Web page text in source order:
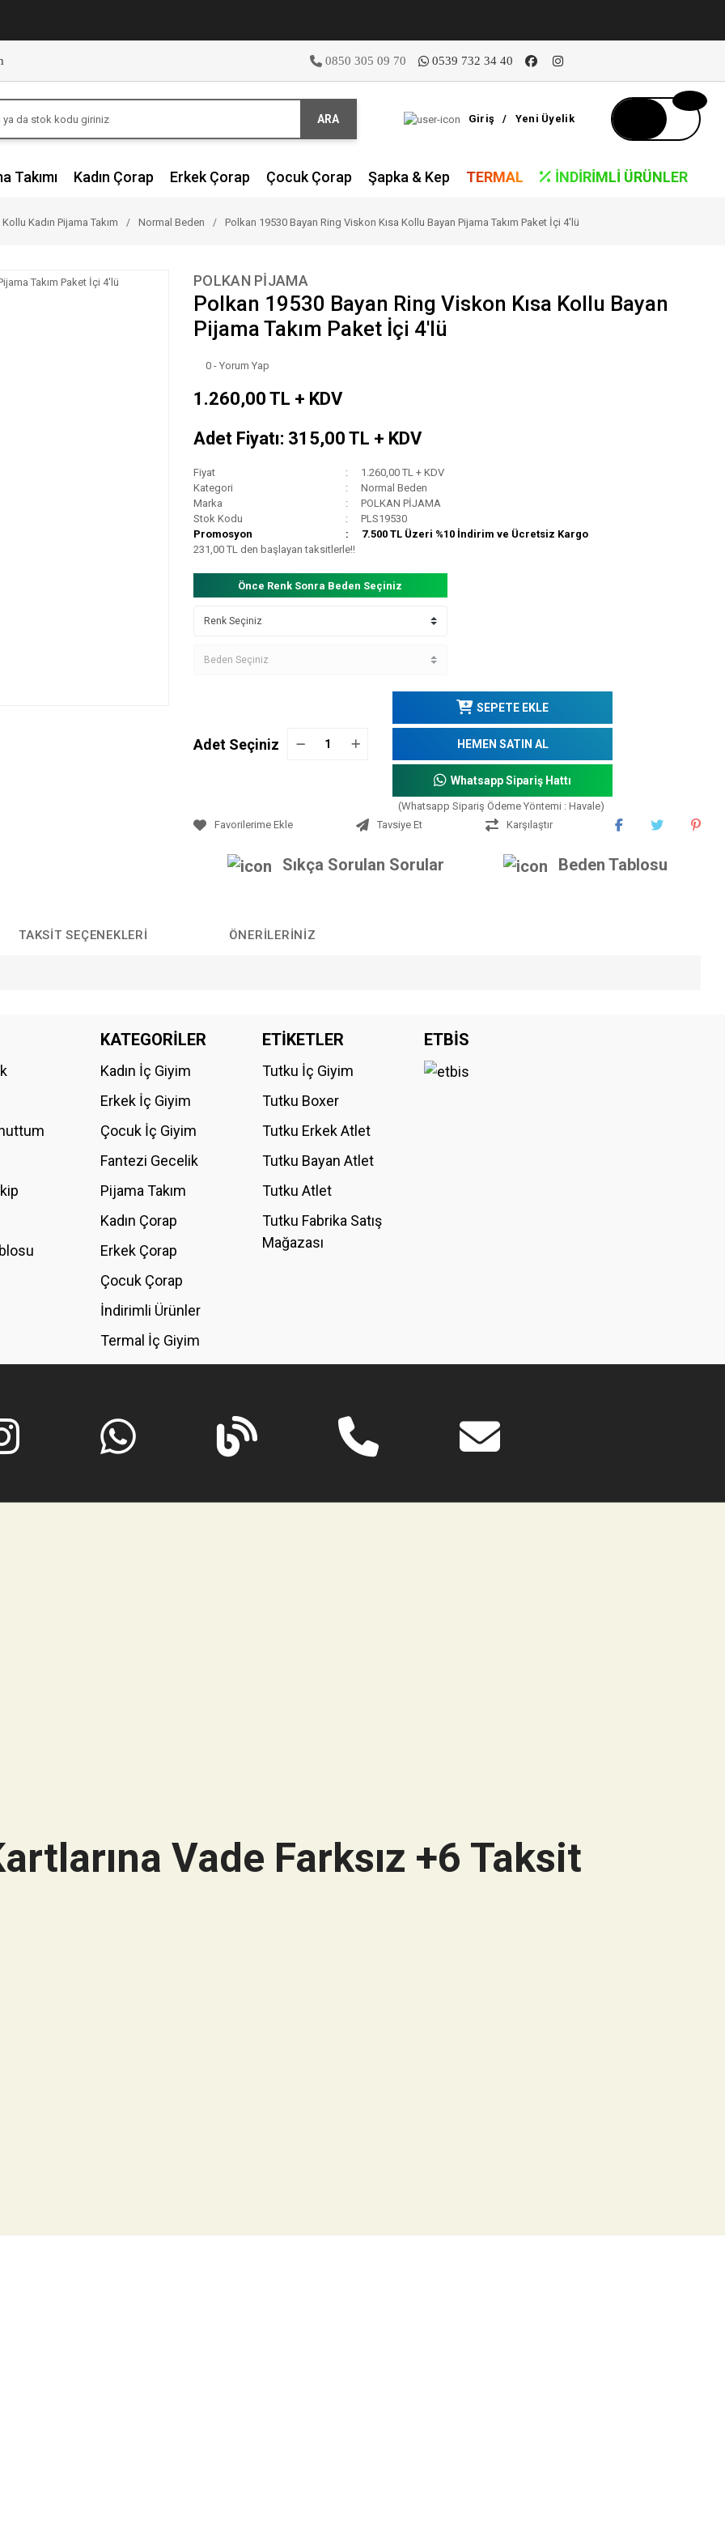
0850 305 09 70 0539 732 34 40
ARA Giriş / Yeni Üyelik
Takımı Kadın Çorap Erkek Çorap Çocuk Çorap Şapka & Kep TERMAL İNDIRIMLI ÜRÜNLER
Kollu Kadın Pijama Takım Normal Beden Polkan 19530 Bayan Ring Viskon Kısa Kollu Bayan Pijama Takım Paket İçi 4'lü
POLKAN PİJAMA
Polkan 19530 Bayan Ring Viskon Kısa Kollu Bayan
Pijama Takım Paket İçi 4'lü
0 - Yorum Yap
1.260,00 TL + KDV
Adet Fiyatı: 315,00 TL + KDV
Fiyat
1.260,00 TL + KDV
Kategori
Normal Beden
Marka
POLKAN PİJAMA
Stok Kodu
PLS19530
Promosyon
7.500 TL Üzeri %10 İndirim ve Ücretsiz Kargo
231,00 TL den başlayan taksitlerle!!
Önce Renk Sonra Beden Seçiniz
Adet Seçiniz
SEPETE EKLE
HEMEN SATIN AL
Whatsapp Sipariş Hattı
(Whatsapp Sipariş Ödeme Yöntemi : Havale)
Tavsiye Et
Karşılaştır
Sıkça Sorulan Sorular Beden Tablosu
TAKSIT SEÇENEKLERI ÖNERILERINIZ
Bu ürüne ilk yorumu siz yapın!
KATEGORİLER
Kadın İç Giyim
Erkek İç Giyim
Çocuk İç Giyim
Fantezi Gecelik
Pijama Takım
Kadın Çorap
Erkek Çorap
Çocuk Çorap
İndirimli Ürünler
Termal İç Giyim
ETİKETLER
Tutku İç Giyim
Tutku Boxer
Tutku Erkek Atlet
Tutku Bayan Atlet
Tutku Atlet
Tutku Fabrika Satış
Mağazası
ETBİS
Vade Farksız +6 Taksit